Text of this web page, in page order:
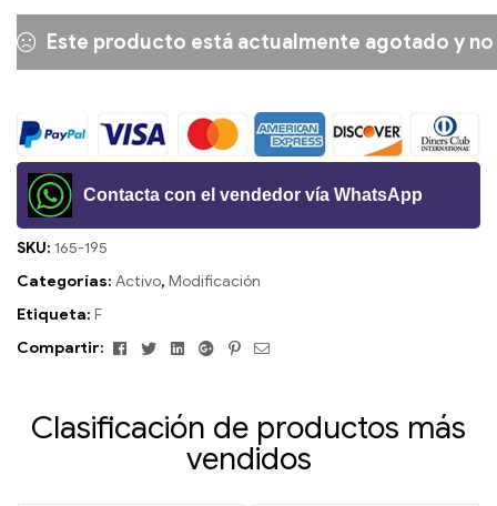
Este producto está actualmente agotado y
Contacta con el vendedor vía WhatsApp
SKU: 165-195
Categorías: Activo, Modificación
Etiqueta: F
Compartir:
FacebookGorjeoLinkedInGoogle+Pinterest
Correo
Clasificación de productos más
vendidos